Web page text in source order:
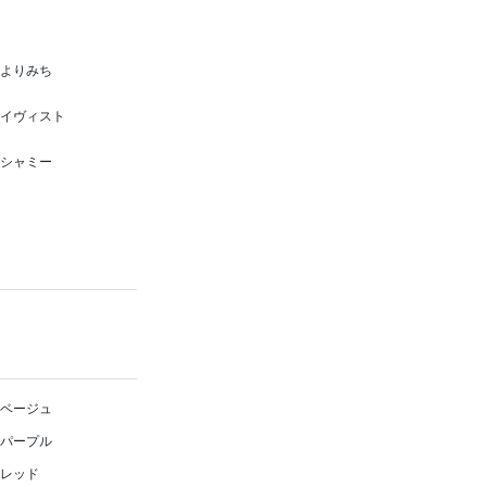
よりみち
イヴィスト
シャミー
ベージュ
パープル
レッド